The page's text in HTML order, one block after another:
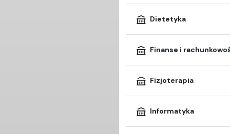
Dietetyka
Finanse i
Fizjoterapia
Informatyka